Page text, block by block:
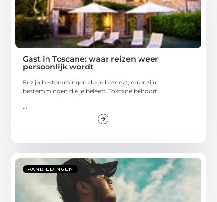
Gast in Toscane: waar reizen weer
persoonlijk wordt
Er zijn bestemmingen die je bezoekt, en er zijn
bestemmingen die je beleeft. Toscane behoort
...
AANBIEDINGEN